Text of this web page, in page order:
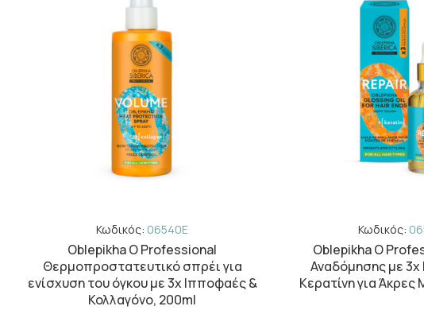
Κωδικός: 06540E
Oblepikha O Professional
Θερμοπροστατευτικό σπρέι για
ενίσχυση του όγκου με 3x Ιπποφαές &
Κολλαγόνο, 200ml
Κωδικός:
Oblepikha O
Αναδόμησης με
Κερατίνη για